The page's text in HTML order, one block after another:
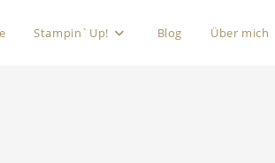
Stampin`Up! Blog Über mich